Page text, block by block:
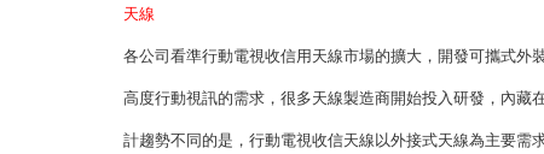
天線
各公司看準行動電視收信用天線市場的擴大，開發可攜式
高度行動視訊的需求，很多天線製造商開始投入研發，內
計趨勢不同的是，行動電視收信天線以外接式天線為主要